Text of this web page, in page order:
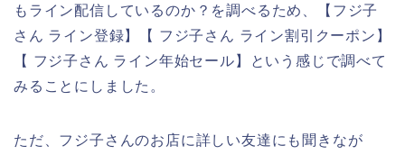
もライン配信しているのか？を調べるため、【フジ子
さん ライン登録】【 フジ子さん ライン割引クーポン】
【 フジ子さん ライン年始セール】という感じで調べて
みることにしました。
ただ、フジ子さんのお店に詳しい友達にも聞きなが